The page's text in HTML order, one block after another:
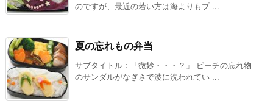
のですが、最近の若い方は海よりもプ ...
夏の忘れもの弁当
サブタイトル：「微妙・・・？」 ビーチの忘れ物
のサンダルがなぎさで波に洗われてい ...